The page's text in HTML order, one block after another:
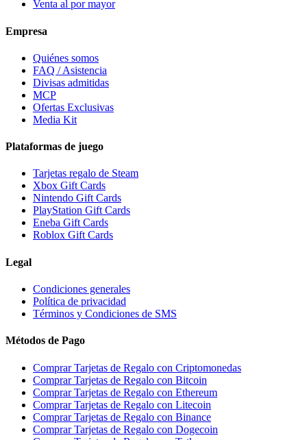
Venta al por mayor
Empresa
Quiénes somos
FAQ / Asistencia
Divisas admitidas
MCP
Ofertas Exclusivas
Media Kit
Plataformas de juego
Tarjetas regalo de Steam
Xbox Gift Cards
Nintendo Gift Cards
PlayStation Gift Cards
Eneba Gift Cards
Roblox Gift Cards
Legal
Condiciones generales
Política de privacidad
Términos y Condiciones de SMS
Métodos de Pago
Comprar Tarjetas de Regalo con Criptomonedas
Comprar Tarjetas de Regalo con Bitcoin
Comprar Tarjetas de Regalo con Ethereum
Comprar Tarjetas de Regalo con Litecoin
Comprar Tarjetas de Regalo con Binance
Comprar Tarjetas de Regalo con Dogecoin